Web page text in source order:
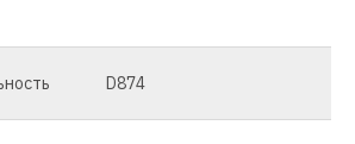
D874